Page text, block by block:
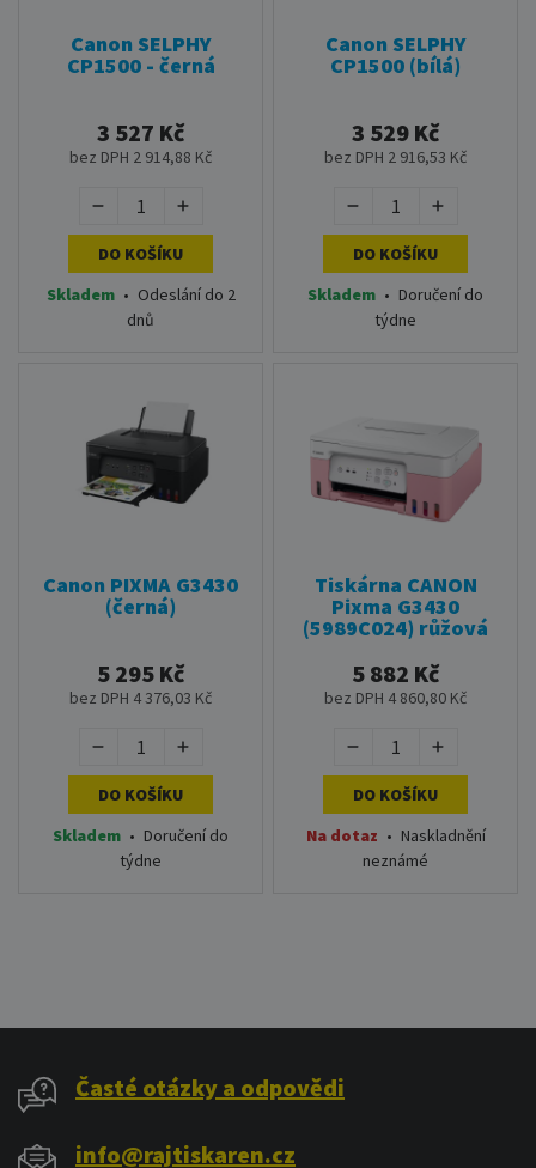
Canon SELPHY
CP1500 - černá
3 527 Kč
bez DPH 2 914,88 Kč
DO KOŠÍKU
Skladem • Odeslání do 2
dnů
Canon SELPHY
CP1500 (bílá)
3 529 Kč
bez DPH 2 916,53 Kč
DO KOŠÍKU
Skladem • Doručení do
týdne
Canon PIXMA G3430
(černá)
5 295 Kč
bez DPH 4 376,03 Kč
DO KOŠÍKU
Skladem • Doručení do
týdne
Tiskárna CANON
Pixma G3430
(5989C024) růžová
5 882 Kč
bez DPH 4 860,80 Kč
DO KOŠÍKU
Na dotaz • Naskladnění
neznámé
Časté otázky a odpovědi
info@rajtiskaren.cz